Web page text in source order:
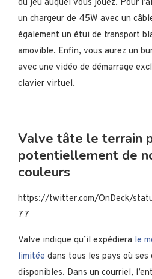
du jeu auquel vous jouez. Pour
un chargeur de 45W avec un
également un étui de transport
amovible. Enfin, vous aurez un
avec une vidéo de démarrage
clavier virtuel.
Valve tâte le terrain
potentiellement de
couleurs
https://twitter.com/OnDeck/
77
Valve indique qu’il expédiera le
limitée dans tous les pays où ses
disponibles. Dans un courriel,